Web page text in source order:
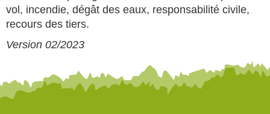
vol, incendie, dégât des eaux, responsabilité civile,
recours des tiers.
Version 02/2023